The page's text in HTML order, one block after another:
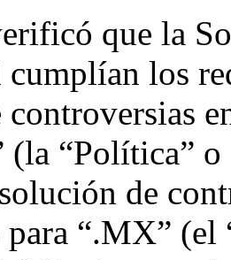
que la
los
(la “Política”
de
“.MX” (el